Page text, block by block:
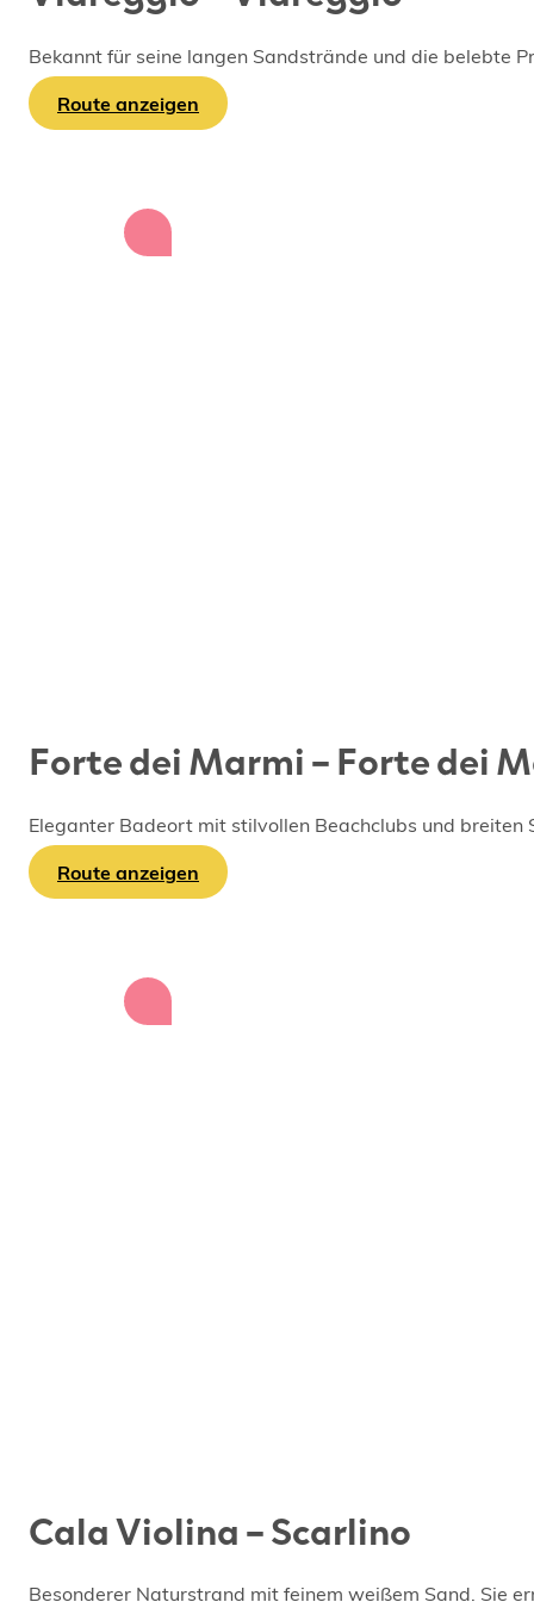
Bekannt für seine langen Sandstrände und die belebte
Route anzeigen
Forte dei Marmi – Forte dei
Eleganter Badeort mit stilvollen Beachclubs und breiten
Route anzeigen
Cala Violina – Scarlino
Besonderer Naturstrand mit feinem weißem Sand. Sie